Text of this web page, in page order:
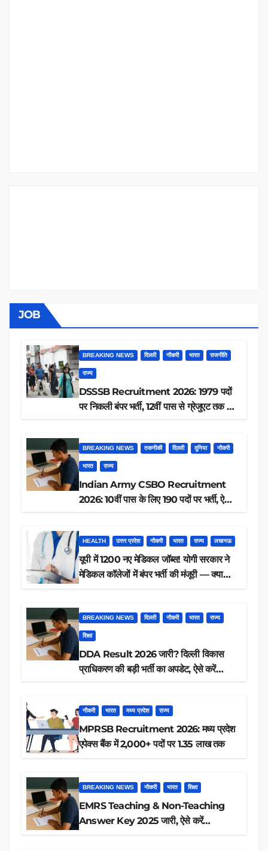
JOB
BREAKING NEWS दिल्ली नौकरी भारत राजनीति
राज्य
DSSSB Recruitment 2026: 1979 पदों
पर निकली बंपर भर्ती, 12वीं पास से ग्रेजुएट तक करें
BREAKING NEWS तकनीकी दिल्ली दुनिया नौकरी
भारत राज्य
Indian Army CSBO Recruitment
2026: 10वीं पास के लिए 190 पदों पर भर्ती, ऐसे
HEALTH उत्तर प्रदेश नौकरी भारत राज्य लखनऊ
यूपी में 1200 नए मेडिकल जॉब्स! योगी सरकार ने
मेडिकल कॉलेजों में बंपर भर्ती की मंजूरी — क्या
BREAKING NEWS दिल्ली नौकरी भारत राज्य
शिक्षा
DDA Result 2026 जारी? दिल्ली विकास
प्राधिकरण की बड़ी भर्ती का अपडेट, ऐसे करें
नौकरी भारत मध्य प्रदेश राज्य
MPRSB Recruitment 2026: मध्य प्रदेश
एपेक्स बैंक में 2,000+ पदों पर 1.35 लाख तक
BREAKING NEWS नौकरी भारत शिक्षा
EMRS Teaching & Non-Teaching
Answer Key 2025 जारी, ऐसे करें